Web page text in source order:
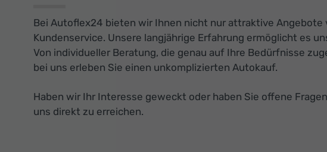
Bei Autoflex24 bieten wir Ihnen nicht nur attraktive
Kundenservice. Unsere langjährige Erfahrung ermöglicht es
Von individueller Beratung, die genau auf Ihre Bedürfnisse
bei uns erleben Sie einen unkomplizierten Autokauf.
Haben wir Ihr Interesse geweckt oder haben Sie offene
uns direkt zu erreichen.